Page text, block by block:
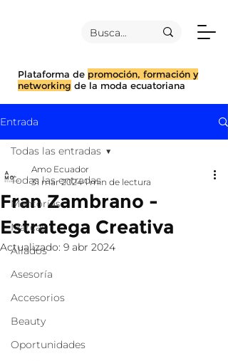
Plataforma de promoción, formación y
networking de la moda ecuatoriana
Entrada
Todas las entradas
Mentorías
Marcas
Aliados
Asesoría
Accesorios
Beauty
Oportunidades
Todas las entradas
Fran Zambrano -
Estratega Creativa
Amo Ecuador
31 mar 2024 1 min de lectura
Actualizado: 9 abr 2024